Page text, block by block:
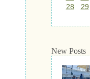
28
29
New Posts